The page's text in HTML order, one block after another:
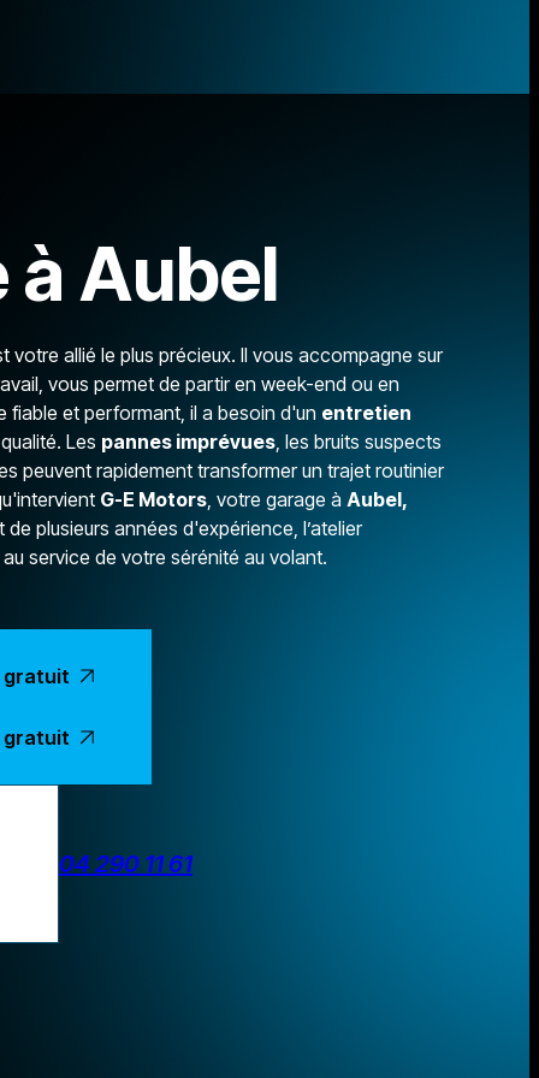
à Aubel
votre allié le plus précieux. Il vous accompagne sur
vous permet de partir en week-end ou en
fiable et performant, il a besoin d'un entretien
Les pannes imprévues, les bruits suspects
peuvent rapidement transformer un trajet routinier
G-E Motors, votre garage à Aubel,
de plusieurs années d'expérience, l’atelier
service de votre sérénité au volant.
gratuit
gratuit
04 290 11 61